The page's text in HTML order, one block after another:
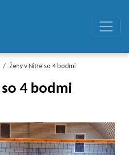
Ženy v Nitre so 4 bodmi
4 bodmi